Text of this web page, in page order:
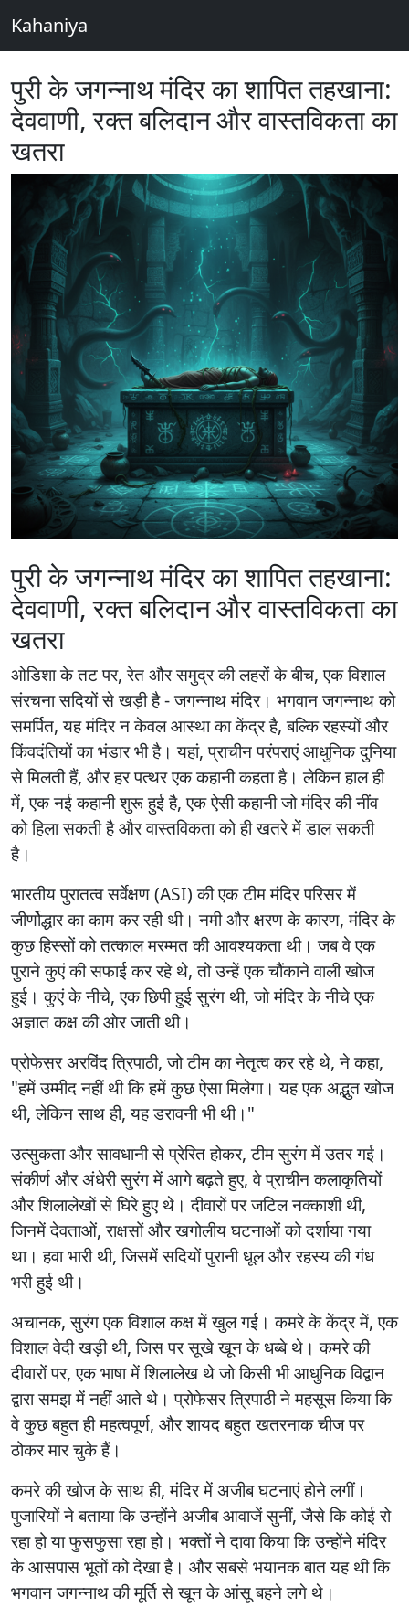
Kahaniya
पुरी के जगन्नाथ मंदिर का शापित तहखाना:
देववाणी, रक्त बलिदान और वास्तविकता का
खतरा
पुरी के जगन्नाथ मंदिर का शापित तहखाना:
देववाणी, रक्त बलिदान और वास्तविकता का
खतरा
ओडिशा के तट पर, रेत और समुद्र की लहरों के बीच, एक विशाल
संरचना सदियों से खड़ी है - जगन्नाथ मंदिर। भगवान जगन्नाथ को
समर्पित, यह मंदिर न केवल आस्था का केंद्र है, बल्कि रहस्यों और
किंवदंतियों का भंडार भी है। यहां, प्राचीन परंपराएं आधुनिक दुनिया
से मिलती हैं, और हर पत्थर एक कहानी कहता है। लेकिन हाल ही
में, एक नई कहानी शुरू हुई है, एक ऐसी कहानी जो मंदिर की नींव
को हिला सकती है और वास्तविकता को ही खतरे में डाल सकती
है।
भारतीय पुरातत्व सर्वेक्षण (ASI) की एक टीम मंदिर परिसर में
जीर्णोद्धार का काम कर रही थी। नमी और क्षरण के कारण, मंदिर के
कुछ हिस्सों को तत्काल मरम्मत की आवश्यकता थी। जब वे एक
पुराने कुएं की सफाई कर रहे थे, तो उन्हें एक चौंकाने वाली खोज
हुई। कुएं के नीचे, एक छिपी हुई सुरंग थी, जो मंदिर के नीचे एक
अज्ञात कक्ष की ओर जाती थी।
प्रोफेसर अरविंद त्रिपाठी, जो टीम का नेतृत्व कर रहे थे, ने कहा,
"हमें उम्मीद नहीं थी कि हमें कुछ ऐसा मिलेगा। यह एक अद्भुत खोज
थी, लेकिन साथ ही, यह डरावनी भी थी।"
उत्सुकता और सावधानी से प्रेरित होकर, टीम सुरंग में उतर गई।
संकीर्ण और अंधेरी सुरंग में आगे बढ़ते हुए, वे प्राचीन कलाकृतियों
और शिलालेखों से घिरे हुए थे। दीवारों पर जटिल नक्काशी थी,
जिनमें देवताओं, राक्षसों और खगोलीय घटनाओं को दर्शाया गया
था। हवा भारी थी, जिसमें सदियों पुरानी धूल और रहस्य की गंध
भरी हुई थी।
अचानक, सुरंग एक विशाल कक्ष में खुल गई। कमरे के केंद्र में, एक
विशाल वेदी खड़ी थी, जिस पर सूखे खून के धब्बे थे। कमरे की
दीवारों पर, एक भाषा में शिलालेख थे जो किसी भी आधुनिक विद्वान
द्वारा समझ में नहीं आते थे। प्रोफेसर त्रिपाठी ने महसूस किया कि
वे कुछ बहुत ही महत्वपूर्ण, और शायद बहुत खतरनाक चीज पर
ठोकर मार चुके हैं।
कमरे की खोज के साथ ही, मंदिर में अजीब घटनाएं होने लगीं।
पुजारियों ने बताया कि उन्होंने अजीब आवाजें सुनीं, जैसे कि कोई रो
रहा हो या फुसफुसा रहा हो। भक्तों ने दावा किया कि उन्होंने मंदिर
के आसपास भूतों को देखा है। और सबसे भयानक बात यह थी कि
भगवान जगन्नाथ की मूर्ति से खून के आंसू बहने लगे थे।